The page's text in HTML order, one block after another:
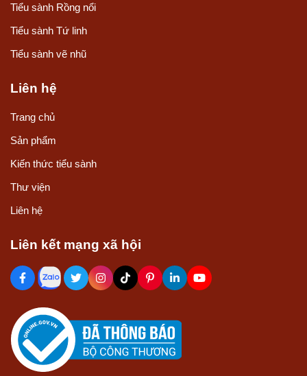
Tiểu sành Rồng nổi
Tiểu sành Tứ linh
Tiểu sành vẽ nhũ
Liên hệ
Trang chủ
Sản phẩm
Kiến thức tiểu sành
Thư viện
Liên hệ
Liên kết mạng xã hội